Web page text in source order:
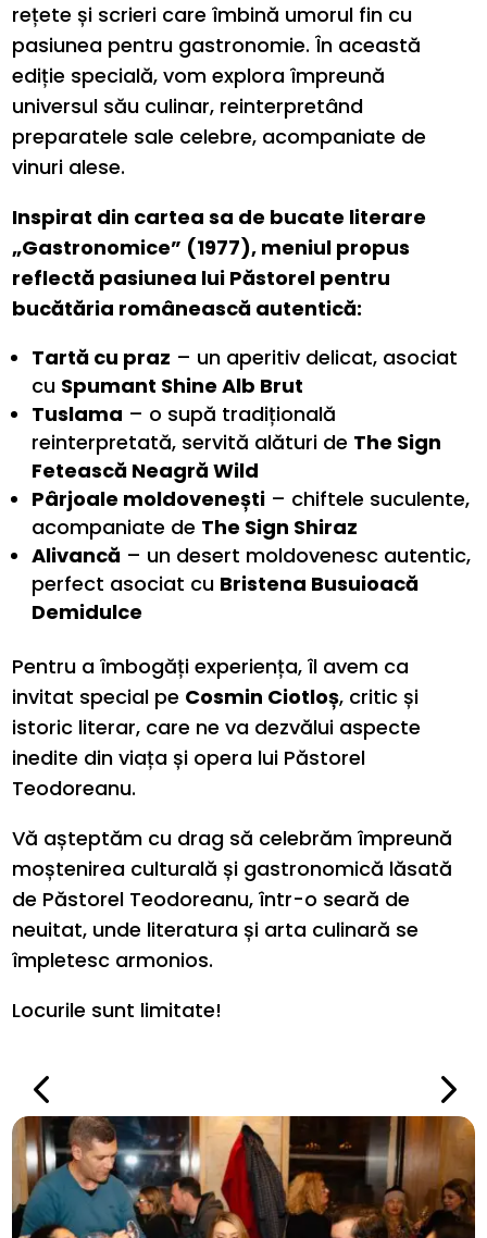
rețete și scrieri care îmbină umorul fin cu
pasiunea pentru gastronomie. În această
ediție specială, vom explora împreună
universul său culinar, reinterpretând
preparatele sale celebre, acompaniate de
vinuri alese.
Inspirat din cartea sa de bucate literare
„Gastronomice” (1977), meniul propus
reflectă pasiunea lui Păstorel pentru
bucătăria românească autentică:
Tartă cu praz – un aperitiv delicat, asociat
cu Spumant Shine Alb Brut
Tuslama – o supă tradițională
reinterpretată, servită alături de The Sign
Fetească Neagră Wild
Pârjoale moldovenești – chiftele suculente,
acompaniate de The Sign Shiraz
Alivancă – un desert moldovenesc autentic,
perfect asociat cu Bristena Busuioacă
Demidulce
Pentru a îmbogăți experiența, îl avem ca
invitat special pe Cosmin Ciotloș, critic și
istoric literar, care ne va dezvălui aspecte
inedite din viața și opera lui Păstorel
Teodoreanu.
Vă așteptăm cu drag să celebrăm împreună
moștenirea culturală și gastronomică lăsată
de Păstorel Teodoreanu, într-o seară de
neuitat, unde literatura și arta culinară se
împletesc armonios.​
Locurile sunt limitate!